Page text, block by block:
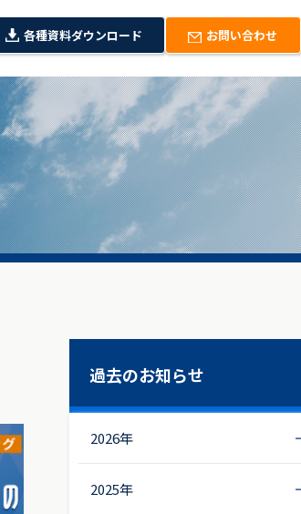
各種資料ダウンロード お問い合わせ
過去のお知らせ
2026年
2025年